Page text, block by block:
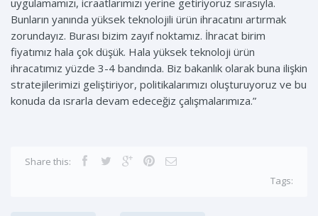
uygulamamızı, icraatlarımızı yerine getiriyoruz sırasıyla.
Bunların yanında yüksek teknolojili ürün ihracatını artırmak
zorundayız. Burası bizim zayıf noktamız. İhracat birim
fiyatımız hala çok düşük. Hala yüksek teknoloji ürün
ihracatımız yüzde 3-4 bandında. Biz bakanlık olarak buna ilişkin
stratejilerimizi geliştiriyor, politikalarımızı oluşturuyoruz ve bu
konuda da ısrarla devam edeceğiz çalışmalarımıza.”
Share this:
Tags: